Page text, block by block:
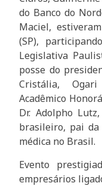
do Banco do
Maciel,
(SP),
Legislativa
posse do
Cristália,
Acadêmico
Dr. Adolpho
brasileiro, pai
médica no Brasil.
Evento
empresários